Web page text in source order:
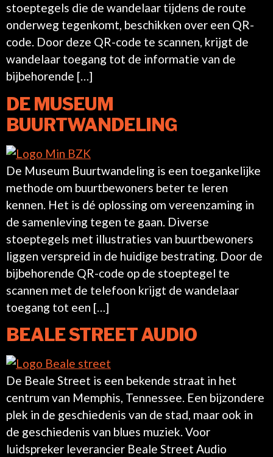
stoeptegels die de wandelaar tijdens de route
onderweg tegenkomt, beschikken over een QR-
code. Door deze QR-code te scannen, krijgt de
wandelaar toegang tot de informatie van de
bijbehorende […]
DE MUSEUM
BUURTWANDELING
De Museum Buurtwandeling is een toegankelijke
methode om buurtbewoners beter te leren
kennen. Het is dé oplossing om vereenzaming in
de samenleving tegen te gaan. Diverse
stoeptegels met illustraties van buurtbewoners
liggen verspreid in de huidige bestrating. Door de
bijbehorende QR-code op de stoeptegel te
scannen met de telefoon krijgt de wandelaar
toegang tot een […]
BEALE STREET AUDIO
De Beale Street is een bekende straat in het
centrum van Memphis, Tennessee. Een bijzondere
plek in de geschiedenis van de stad, maar ook in
de geschiedenis van blues muziek. Voor
luidspreker leverancier Beale Street Audio